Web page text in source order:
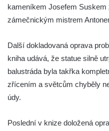
kameníkem Josefem Suskem
zámečnickým mistrem
Další dokladovaná oprava
kniha udává, že statue silně
balustráda byla takřka
zřícením a světcům chyběly
údy.
Poslední v knize doložená